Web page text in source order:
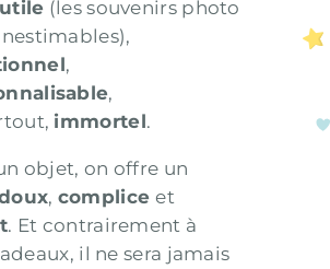
utile (les souvenirs photo
,
,
immortel.
objet, on offre un
, compliceet
. Et contrairement à
il ne sera jamais